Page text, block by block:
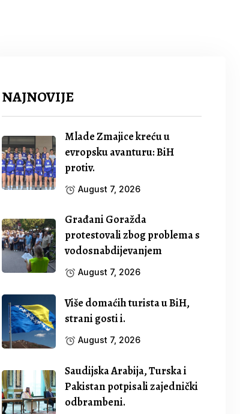
NAJNOVIJE
Mlade Zmajice kreću u
evropsku avanturu: BiH
protiv.
August 7, 2026
Građani Goražda
protestovali zbog problema s
vodosnabdijevanjem
August 7, 2026
Više domaćih turista u BiH,
strani gosti i.
August 7, 2026
Saudijska Arabija, Turska i
Pakistan potpisali zajednički
odbrambeni.